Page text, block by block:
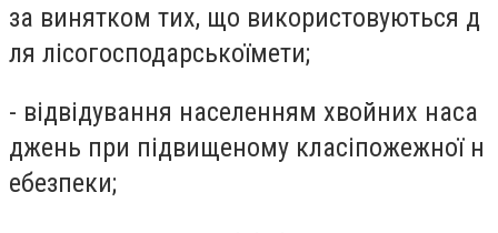
за винятком тих, що використовуються д
ля лісогосподарськоїмети;
- відвідування населенням хвойних наса
джень при підвищеному класіпожежної н
ебезпеки;